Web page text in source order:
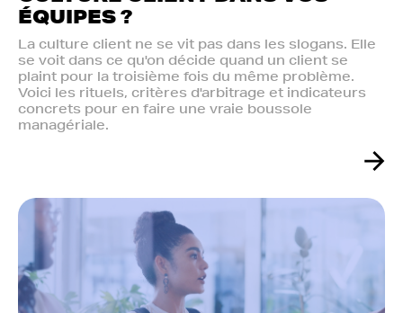
ÉQUIPES ?
La culture client ne se vit pas dans les slogans. Elle
se voit dans ce qu'on décide quand un client se
plaint pour la troisième fois du même problème.
Voici les rituels, critères d'arbitrage et indicateurs
concrets pour en faire une vraie boussole
managériale.